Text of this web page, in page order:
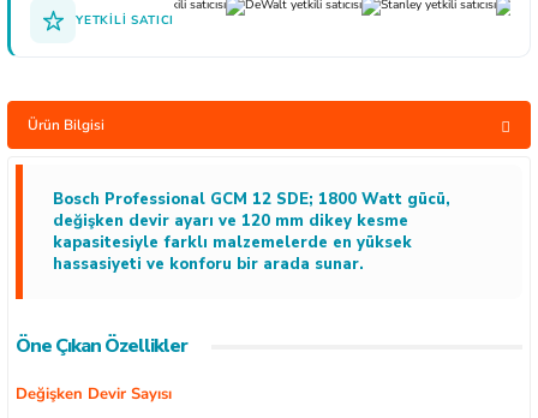
ZımbalarYETKILI SATICI
Ürün Bilgisi
Bosch Professional GCM 12 SDE; 1800 Watt gücü,
değişken devir ayarı ve 120 mm dikey kesme
kapasitesiyle farklı malzemelerde en yüksek
hassasiyeti ve konforu bir arada sunar.
Öne Çıkan Özellikler
Değişken Devir Sayısı